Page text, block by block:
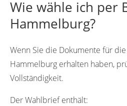
Wie wähle ich per
Hammelburg?
Wenn Sie die Dokumente für
Hammelburg erhalten haben,
Vollständigkeit.
Der Wahlbrief enthält: